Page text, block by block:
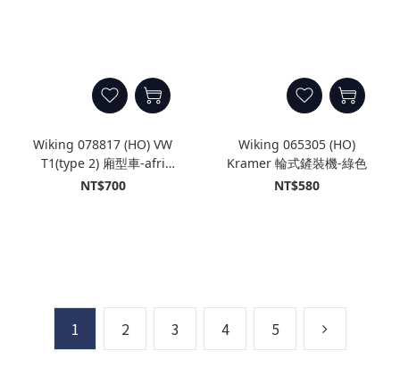
Wiking 078817 (HO) VW
T1(type 2) 廂型車-afri
cola 非洲可樂
NT$700
Wiking 065305 (HO)
Kramer 輪式鏟裝機-綠色
NT$580
1 2 3 4 5